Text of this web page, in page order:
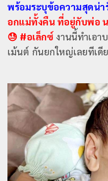
พร้อมระบุข้อความสุดน่า
อกแม่ทั้งคืน ที่อยู่กับพ่อ
😓 #อเล็กซ์ งานนี้ทำเอา
เม้นต์ กันยกใหญ่เลยทีเดี